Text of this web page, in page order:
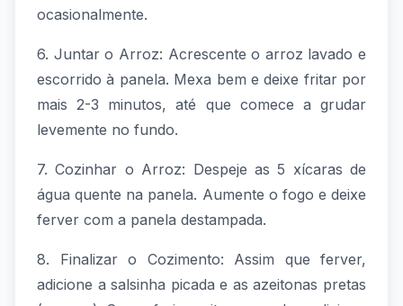
ocasionalmente.
6. Juntar o Arroz: Acrescente o arroz lavado e
escorrido à panela. Mexa bem e deixe fritar por
mais 2-3 minutos, até que comece a grudar
levemente no fundo.
7. Cozinhar o Arroz: Despeje as 5 xícaras de
água quente na panela. Aumente o fogo e deixe
ferver com a panela destampada.
8. Finalizar o Cozimento: Assim que ferver,
adicione a salsinha picada e as azeitonas pretas